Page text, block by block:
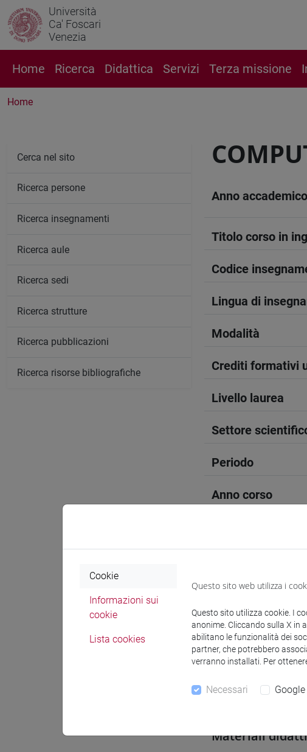
Università
Ca' Foscari
Venezia
Home Ricerca Didattica Servizi Terza missione
Home
Anno accademico
Titolo corso in
Codice
Lingua di
Modalità
Crediti formativi
Livello laurea
Settore
Periodo
Anno corso
Docenti e corsi
Docenti
LEBANI
Materiali
Cerca nel sito
Ricerca persone
Ricerca insegnamenti
Ricerca aule
Ricerca sedi
Ricerca strutture
Ricerca pubblicazioni
Ricerca risorse bibliografiche
Cookie
Informazioni sui
cookie
Lista cookies
Questo sito web utilizza i
Questo sito utilizza cookie. I
anonime. Cliccando sulla X in
abilitano le funzionalità dei
partner, che potrebbero
verranno installati. Per
Necessari